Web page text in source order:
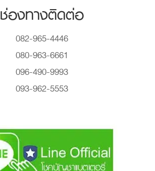
ช่องทางติดต่อ
082-965-4446
080-963-6661
096-490-9993
093-962-5553